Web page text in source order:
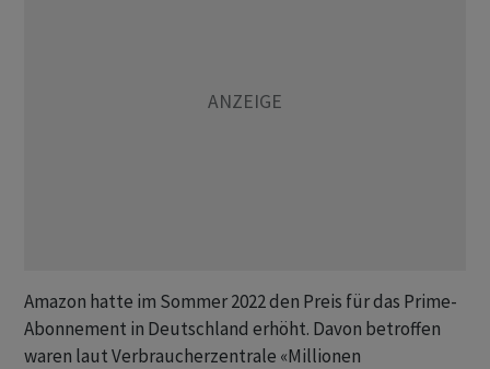
Amazon hatte im Sommer 2022 den Preis für das Prime-
Abonnement in Deutschland erhöht. Davon betroffen
waren laut Verbraucherzentrale «Millionen